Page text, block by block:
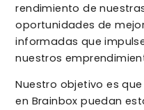
rendimiento de
oportunidades de
informadas que
nuestros
Nuestro objetivo es
en Brainbox puedan